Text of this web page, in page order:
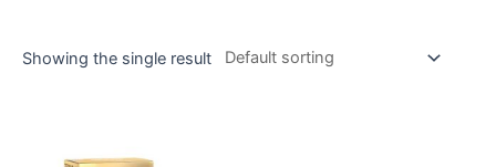
Showing the single result